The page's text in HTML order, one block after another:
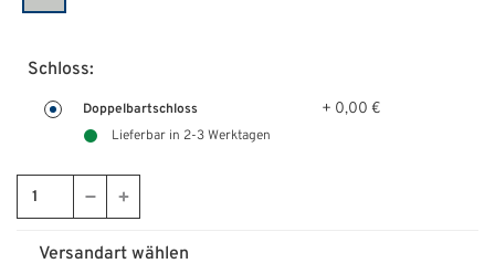
Schloss:
Doppelbartschloss + 0,00 €
Lieferbar in 2-3 Werktagen
Versandart wählen